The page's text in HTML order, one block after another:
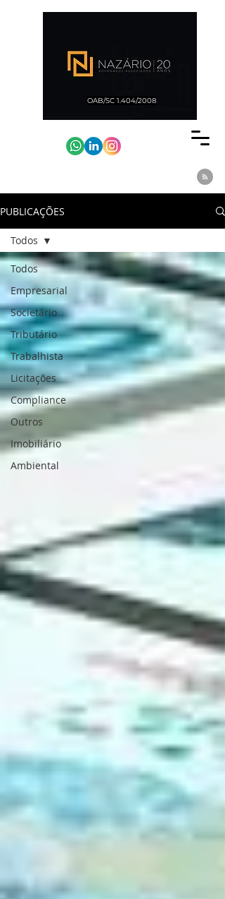
OAB/SC 1.404/2008
PUBLICAÇÕES
Todos
Empresarial
Societário
Tributário
Trabalhista
Licitações
Compliance
Outros
Imobiliário
Ambiental
Todos